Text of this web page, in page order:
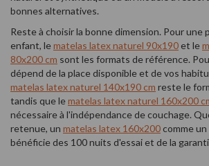
bonnes alternatives.
Reste à choisir la bonne dimension. Pour une
enfant, lematelas latex naturel 90x190et le
80x200 cm sont les formats de référence.
dépend de la place disponible et de vos
matelas latex naturel 140x190 cm reste le
tandis que lematelas latex naturel 160x200
nécessaire à l'indépendance de couchage.
retenue, un matelas latex 160x200comme
bénéficie des 100 nuits d'essai et de la